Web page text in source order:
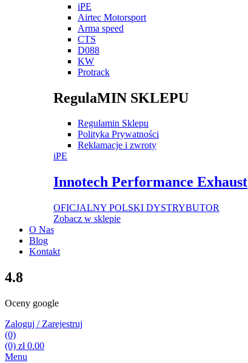
iPE
Airtec Motorsport
Arma speed
CTS
D088
KW
Protrack
RegulaMIN SKLEPU
Regulamin Sklepu
Polityka Prywatności
Reklamacje i zwroty
iPE
Innotech Performance Exhaust
OFICJALNY POLSKI DYSTRYBUTOR
Zobacz w sklepie
O Nas
Blog
Kontakt
4.8
Oceny google
Zaloguj / Zarejestruj
(0)
(0) zł0.00
Menu